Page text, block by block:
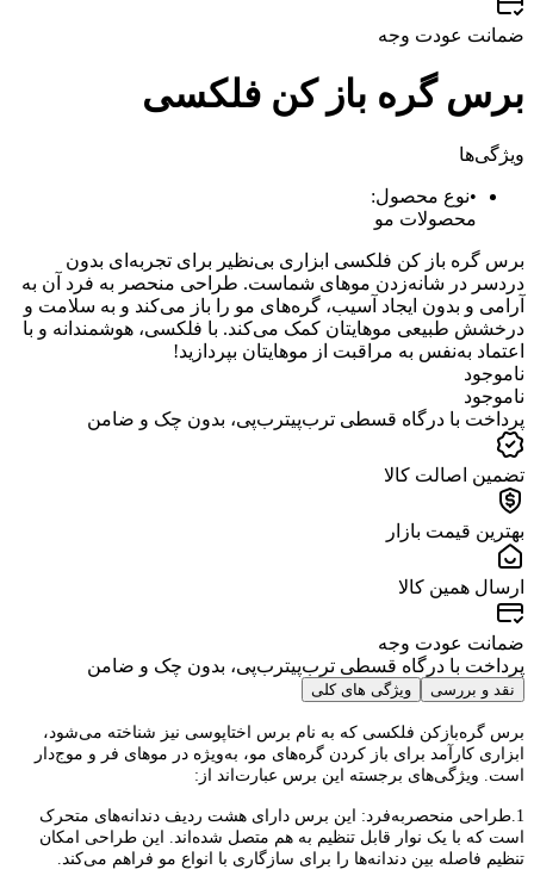
ضمانت عودت وجه
برس گره باز کن فلکسی
ویژگی‌ها
•نوع محصول:
محصولات مو
برس گره باز کن فلکسی ابزاری بی‌نظیر برای تجربه‌ای بدون
دردسر در شانه‌زدن موهای شماست. طراحی منحصر به فرد آن به
آرامی و بدون ایجاد آسیب، گره‌های مو را باز می‌کند و به سلامت و
درخشش طبیعی موهایتان کمک می‌کند. با فلکسی، هوشمندانه و با
اعتماد به‌نفس به مراقبت از موهایتان بپردازید!
ناموجود
ناموجود
پرداخت با درگاه قسطی ترب‌پیترب‌پی، بدون چک و ضامن
تضمین اصالت کالا
بهترین قیمت بازار
ارسال همین کالا
ضمانت عودت وجه
پرداخت با درگاه قسطی ترب‌پیترب‌پی، بدون چک و ضامن
نقد و‌ بررسی ویژگی های کلی
برس گره‌بازکن فلکسی که به نام برس اختاپوسی نیز شناخته می‌شود،
ابزاری کارآمد برای باز کردن گره‌های مو، به‌ویژه در موهای فر و موج‌دار
است. ویژگی‌های برجسته این برس عبارت‌اند از:
1.طراحی منحصربه‌فرد: این برس دارای هشت ردیف دندانه‌های متحرک
است که با یک نوار قابل تنظیم به هم متصل شده‌اند. این طراحی امکان
تنظیم فاصله بین دندانه‌ها را برای سازگاری با انواع مو فراهم می‌کند.